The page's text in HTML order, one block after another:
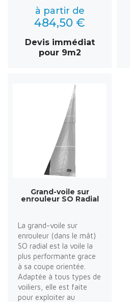
à partir de
484,50 €
Devis immédiat
pour 9m2
Grand-voile sur
enrouleur SO Radial
La grand-voile sur
enrouleur (dans le mât)
SO radial est la voile la
plus performante grace
à sa coupe orientée.
Adaptée à tous types de
voiliers, elle est faite
pour exploiter au